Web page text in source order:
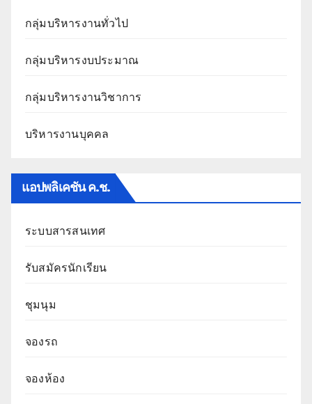
กลุ่มบริหารงานทั่วไป
กลุ่มบริหารงบประมาณ
กลุ่มบริหารงานวิชาการ
บริหารงานบุคคล
แอปพลิเคชัน ค.ช.
ระบบสารสนเทศ
รับสมัครนักเรียน
ชุมนุม
จองรถ
จองห้อง